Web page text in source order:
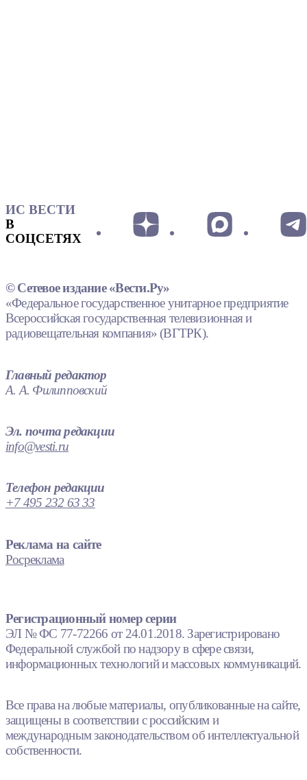
ИС ВЕСТИ
В
СОЦСЕТЯХ
© Сетевое издание «Вести.Ру»
«Федеральное государственное унитарное предприятие
Всероссийская государственная телевизионная и
радиовещательная компания» (ВГТРК).
Главный редактор
А. А. Филипповский
Эл. почта редакции
info@vesti.ru
Телефон редакции
+7 495 232 63 33
Реклама на сайте
Росреклама
Регистрационный номер серии
ЭЛ № ФС 77-72266 от 24.01.2018. Зарегистрировано
Федеральной службой по надзору в сфере связи,
информационных технологий и массовых коммуникаций.
Все права на любые материалы, опубликованные на сайте,
защищены в соответствии с российским и
международным законодательством об интеллектуальной
собственности.